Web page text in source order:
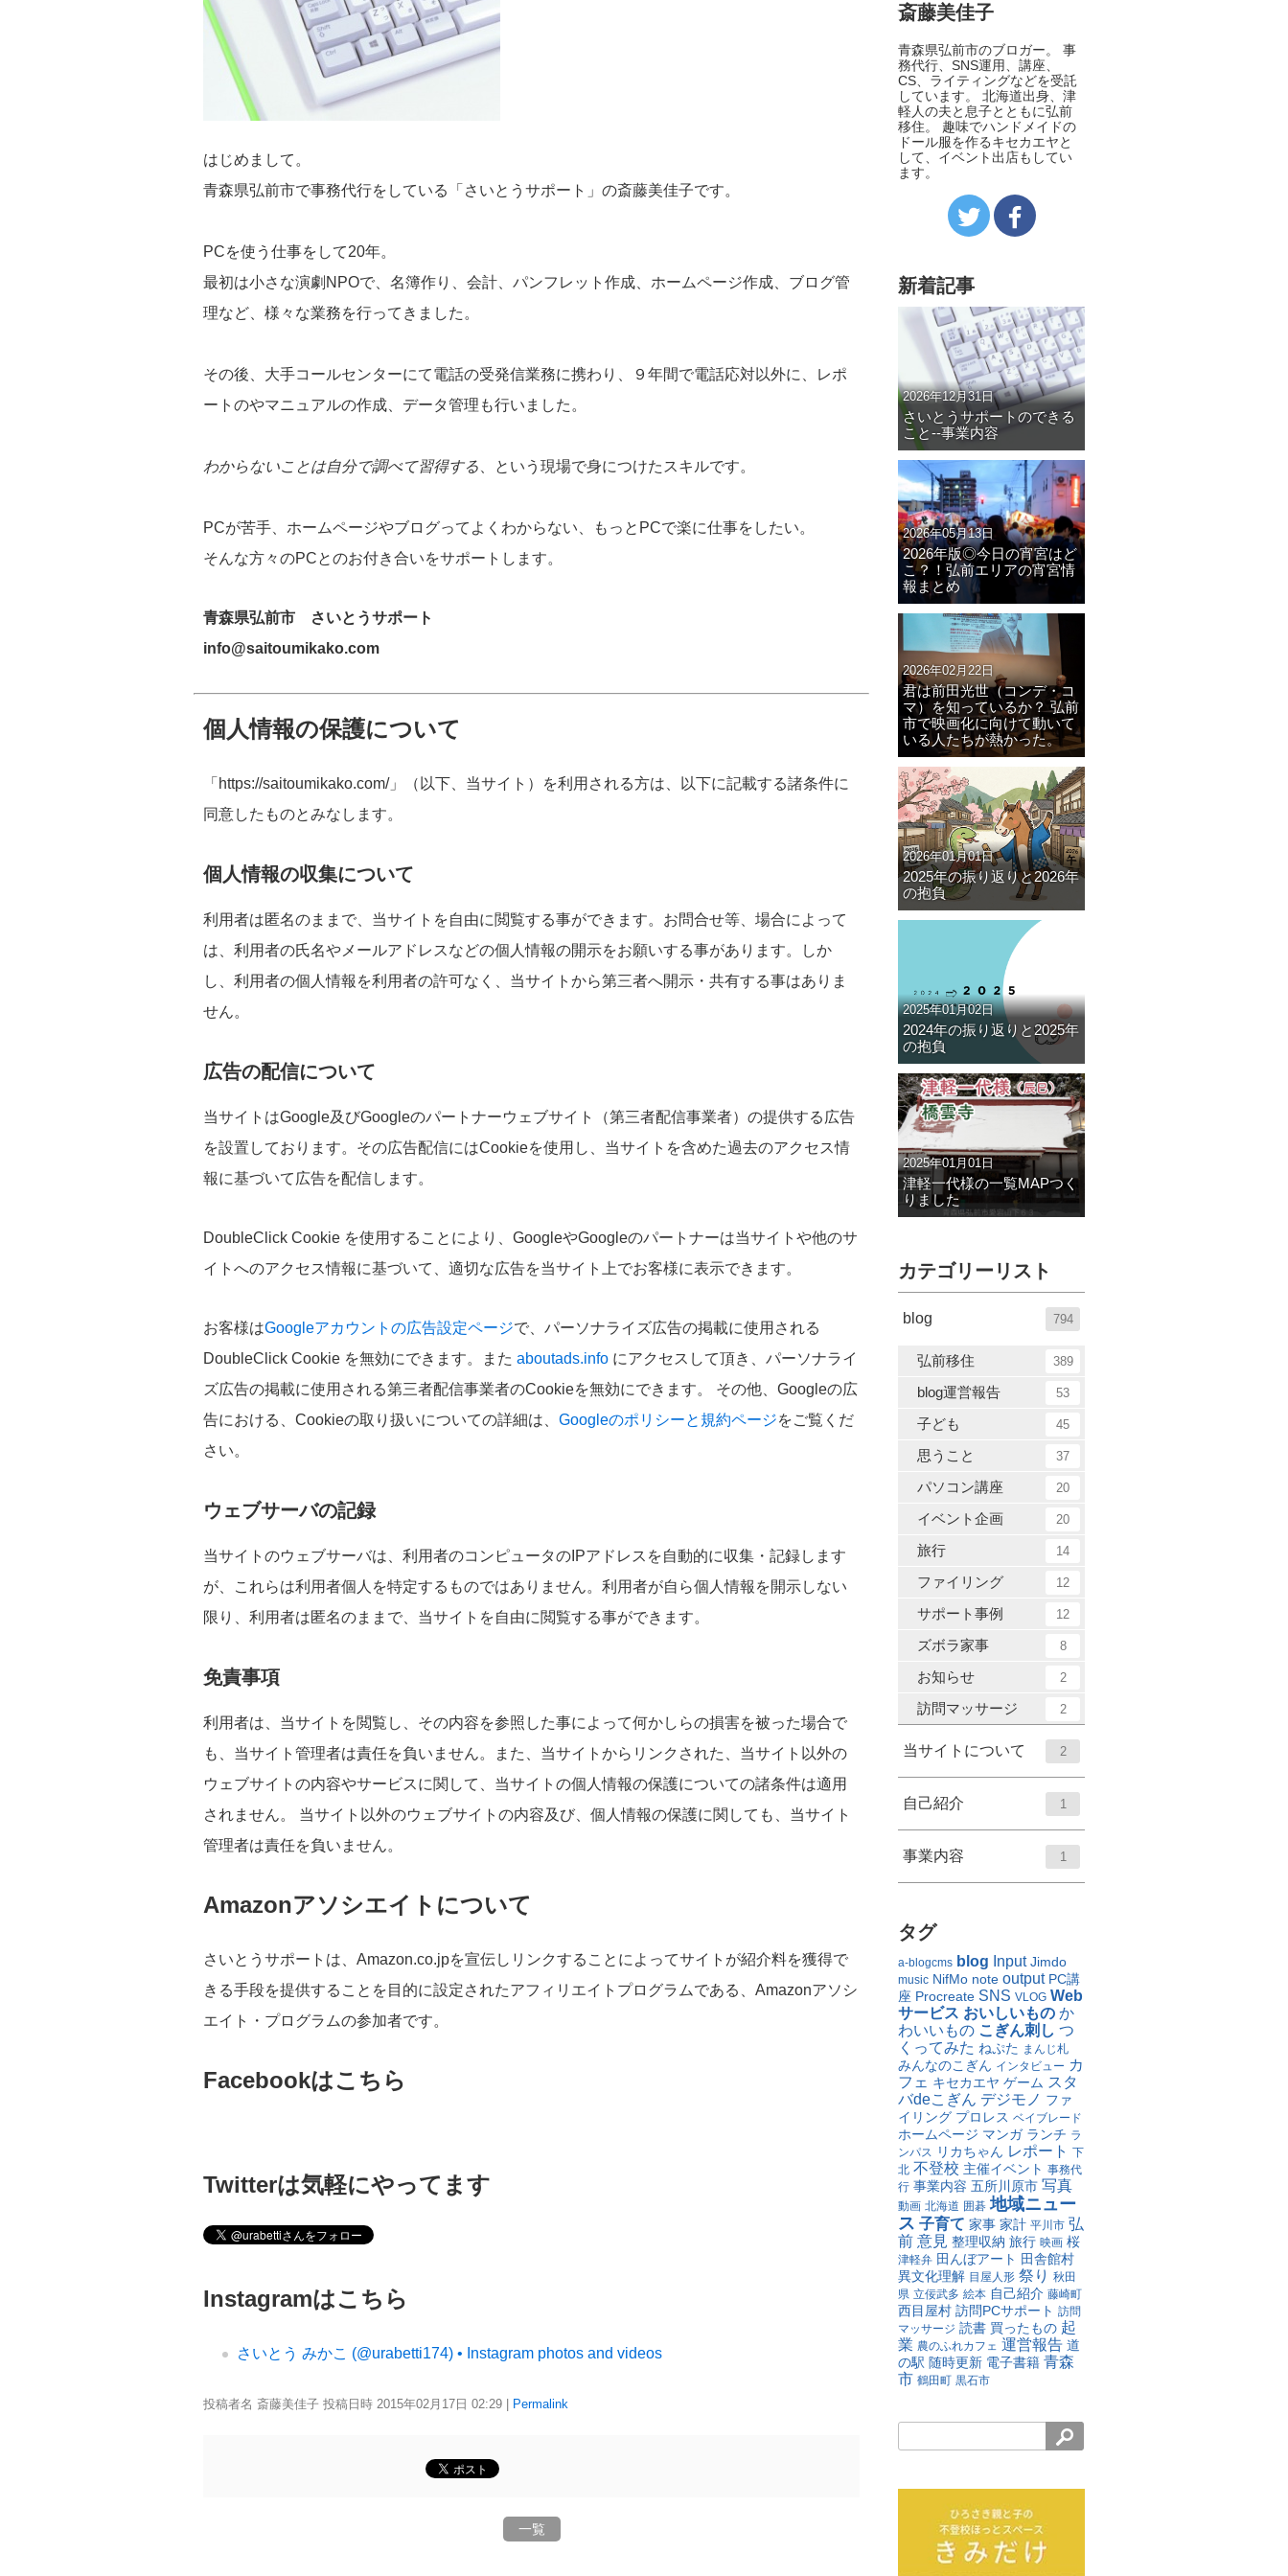
はじめまして。
青森県弘前市で事務代行をしている「さいとうサポート」の斎藤美佳子です。
PCを使う仕事をして20年。
最初は小さな演劇NPOで、名簿作り、会計、パンフレット作成、ホームページ作成、ブログ管
理など、様々な業務を行ってきました。
その後、大手コールセンターにて電話の受発信業務に携わり、９年間で電話応対以外に、レポ
ートのやマニュアルの作成、データ管理も行いました。
わからないことは自分で調べて習得する 、という現場で身につけたスキルです。
PCが苦手、ホームページやブログってよくわからない、もっとPCで楽に仕事をしたい。
そんな方々のPCとのお付き合いをサポートします。
青森県弘前市 さいとうサポート
info@saitoumikako.com
個人情報の保護について
「https://saitoumikako.com/」（以下、当サイト）を利用される方は、以下に記載する諸条件に
同意したものとみなします。
個人情報の収集について
利用者は匿名のままで、当サイトを自由に閲覧する事ができます。お問合せ等、場合によって
は、利用者の氏名やメールアドレスなどの個人情報の開示をお願いする事があります。しか
し、利用者の個人情報を利用者の許可なく、当サイトから第三者へ開示・共有する事はありま
せん。
広告の配信について
当サイトはGoogle及びGoogleのパートナーウェブサイト（第三者配信事業者）の提供する広告
を設置しております。その広告配信にはCookieを使用し、当サイトを含めた過去のアクセス情
報に基づいて広告を配信します。
DoubleClick Cookie を使用することにより、GoogleやGoogleのパートナーは当サイトや他のサ
イトへのアクセス情報に基づいて、適切な広告を当サイト上でお客様に表示できます。
お客様はGoogleアカウントの広告設定ページで、パーソナライズ広告の掲載に使用される
DoubleClick Cookie を無効にできます。また aboutads.info にアクセスして頂き、パーソナライ
ズ広告の掲載に使用される第三者配信事業者のCookieを無効にできます。 その他、Googleの広
告における、Cookieの取り扱いについての詳細は、 Googleのポリシーと規約ページをご覧くだ
さい。
ウェブサーバの記録
当サイトのウェブサーバは、利用者のコンピュータのIPアドレスを自動的に収集・記録します
が、これらは利用者個人を特定するものではありません。利用者が自ら個人情報を開示しない
限り、利用者は匿名のままで、当サイトを自由に閲覧する事ができます。
免責事項
利用者は、当サイトを閲覧し、その内容を参照した事によって何かしらの損害を被った場合で
も、当サイト管理者は責任を負いません。また、当サイトからリンクされた、当サイト以外の
ウェブサイトの内容やサービスに関して、当サイトの個人情報の保護についての諸条件は適用
されません。 当サイト以外のウェブサイトの内容及び、個人情報の保護に関しても、当サイト
管理者は責任を負いません。
Amazonアソシエイトについて
さいとうサポートは、Amazon.co.jpを宣伝しリンクすることによってサイトが紹介料を獲得で
きる手段を提供することを目的に設定されたアフィリエイトプログラムである、Amazonアソシ
エイト・プログラムの参加者です。
Facebookはこちら
Twitterは気軽にやってます
Instagramはこちら
さいとう みかこ (@urabetti174) • Instagram photos and videos
投稿者名 斎藤美佳子 投稿日時 2015年02月17日 02:29 Permalink
一覧
斎藤美佳子
青森県弘前市のブロガー。 事
務代行、SNS運用、講座、
CS、ライティングなどを受託
しています。 北海道出身、津
軽人の夫と息子とともに弘前
移住。 趣味でハンドメイドの
ドール服を作るキセカエヤと
して、イベント出店もしてい
ます。
新着記事
2026年12月31日
さいとうサポートのできる
こと--事業内容
2026年05月13日
2026年版◎今日の宵宮はど
こ？！弘前エリアの宵宮情
報まとめ
2026年02月22日
君は前田光世（コンデ・コ
マ）を知っているか？ 弘前
市で映画化に向けて動いて
いる人たちが熱かった。
2026年01月01日
2025年の振り返りと2026年
の抱負
2025年01月02日
2024年の振り返りと2025年
の抱負
2025年01月01日
津軽一代様の一覧MAPつく
りました
カテゴリーリスト
blog 794
弘前移住 389
blog運営報告 53
子ども 45
思うこと 37
パソコン講座 20
イベント企画 20
旅行 14
ファイリング 12
サポート事例 12
ズボラ家事 8
お知らせ 2
訪問マッサージ 2
当サイトについて 2
自己紹介 1
事業内容 1
タグ
a-blogcms blog Input Jimdo
music NifMo note output PC講
座 Procreate SNS VLOG Web
サービス おいしいもの か
わいいもの こぎん刺し つ
くってみた ねぷた まんじ札
みんなのこぎん インタビュー カ
フェ キセカエヤ ゲーム スタ
バdeこぎん デジモノ ファ
イリング プロレス ベイブレード
ホームページ マンガ ランチ ラ
ンパス リカちゃん レポート 下
北 不登校 主催イベント 事務代
行 事業内容 五所川原市 写真
動画 北海道 囲碁 地域ニュー
ス 子育て 家事 家計 平川市 弘
前 意見 整理収納 旅行 映画 桜
津軽弁 田んぼアート 田舎館村
異文化理解 目屋人形 祭り 秋田
県 立佞武多 絵本 自己紹介 藤崎町
西目屋村 訪問PCサポート 訪問
マッサージ 読書 買ったもの 起
業 農のふれカフェ 運営報告 道
の駅 随時更新 電子書籍 青森
市 鶴田町 黒石市